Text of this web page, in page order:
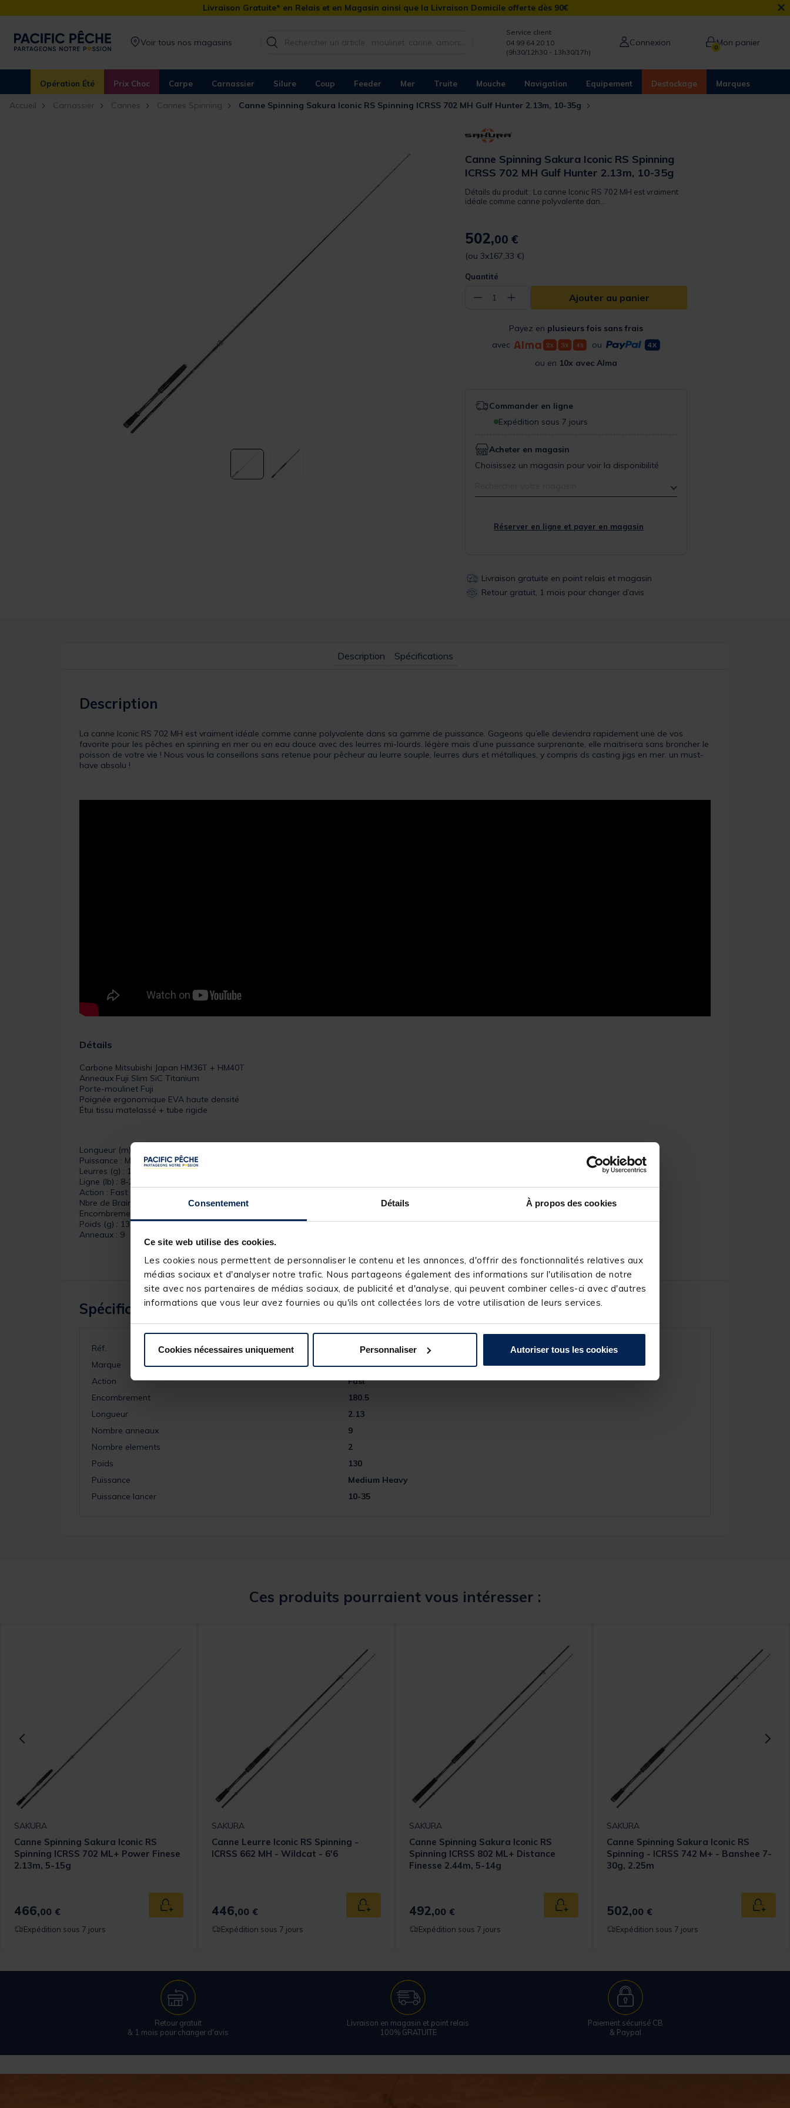
Consentement Détails À propos des cookies
Ce site web utilise des cookies.
Les cookies nous permettent de personnaliser le contenu et les annonces, d'offrir des fonctionnalités relatives aux
médias sociaux et d'analyser notre trafic. Nous partageons également des informations sur l'utilisation de notre
site avec nos partenaires de médias sociaux, de publicité et d'analyse, qui peuvent combiner celles-ci avec d'autres
informations que vous leur avez fournies ou qu'ils ont collectées lors de votre utilisation de leurs services.
Cookies nécessaires uniquement Personnaliser Autoriser tous les cookies
Livraison Gratuite* en Relais et en Magasin ainsi que la Livraison Domicile offerte dès 90€ ×
Voir tous nos magasins
Service client
04 99 64 20 10
(9h30/12h30 - 13h30/17h)
Connexion 0Mon panier
Opération Été Prix Choc Carpe Carnassier Silure Coup Feeder Mer Truite Mouche Navigation Equipement Destockage Marques
Accueil Carnassier Cannes Cannes Spinning Canne Spinning Sakura Iconic RS Spinning ICRSS 702 MH Gulf Hunter 2.13m, 10-35g
Canne Spinning Sakura Iconic RS Spinning
ICRSS 702 MH Gulf Hunter 2.13m, 10-35g
Détails du produit : La canne Iconic RS 702 MH est vraiment
idéale comme canne polyvalente dan...
502,00 €
(ou 3x167,33 €)
Quantité
− 1 + Ajouter au panier
Payez en plusieurs fois sans frais
avec
ou
ou en 10x avec Alma
Commander en ligne
Expédition sous 7 jours
Acheter en magasin
Choisissez un magasin pour voir la disponibilité
Réserver en ligne et payer en magasin
Livraison gratuite en point relais et magasin
Retour gratuit, 1 mois pour changer d’avis
Description Spécifications
Description
La canne Iconic RS 702 MH est vraiment idéale comme canne polyvalente dans sa gamme de puissance. Gageons qu’elle deviendra rapidement une de vos
favorite pour les pêches en spinning en mer ou en eau douce avec des leurres mi-lourds. légère mais d’une puissance surprenante, elle maitrisera sans broncher le
poisson de votre vie ! Nous vous la conseillons sans retenue pour pêcheur au leurre souple, leurres durs et métalliques, y compris ds casting jigs en mer. un must-
have absolu !
Détails
Carbone Mitsubishi Japan HM36T + HM40T
Anneaux Fuji Slim SiC Titanium
Porte-moulinet Fuji
Poignée ergonomique EVA haute densité
Étui tissu matelassé + tube rigide
Longueur (m) : 2.13
Puissance : Medium Heavy
Leurres (g) : 10-35
Ligne (lb) : 8-20
Action : Fast
Nbre de Brains : 1 + poignée démontable
Encombrement (cm) : 180.5
Poids (g) : 130
Anneaux : 9
Spécifications
Réf.
242990-1
Marque
SAKURA
Action
Fast
Encombrement
180.5
Longueur
2.13
Nombre anneaux
9
Nombre elements
2
Poids
130
Puissance
Medium Heavy
Puissance lancer
10-35
Ces produits pourraient vous intéresser :
panier
SAKURA
Canne Spinning Sakura Iconic RS
Spinning ICRSS 702 ML+ Power Finese
2.13m, 5-15g
466,00 € Ajouter au panier
Expédition sous 7 jours
SAKURA
Canne Leurre Iconic RS Spinning -
ICRSS 662 MH - Wildcat - 6'6
446,00 € Ajouter au panier
Expédition sous 7 jours
SAKURA
Canne Spinning Sakura Iconic RS
Spinning ICRSS 802 ML+ Distance
Finesse 2.44m, 5-14g
492,00 € Ajouter au panier
Expédition sous 7 jours
SAKURA
Canne Spinning Sakura Iconic RS
Spinning - ICRSS 742 M+ - Banshee 7-
30g, 2.25m
502,00 € Ajouter
Expédition sous 7 jours
Retour gratuit
& 1 mois pour changer d'avis
Livraison en magasin et point relais
100% GRATUITE
Paiement sécurisé CB
& Paypal